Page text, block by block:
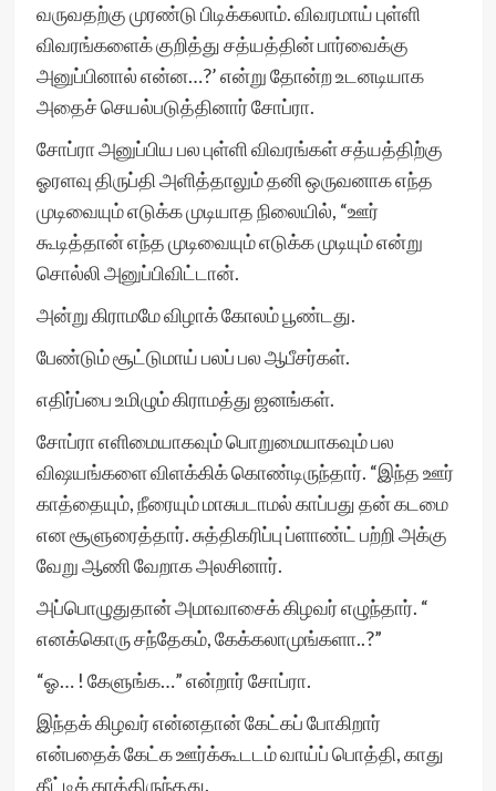
வருவதற்கு முரண்டு பிடிக்கலாம். விவரமாய் புள்ளி
விவரங்களைக் குறித்து சத்யத்தின் பார்வைக்கு
அனுப்பினால் என்ன…?’ என்று தோன்ற உடனடியாக
அதைச் செயல்படுத்தினார் சோப்ரா.
சோப்ரா அனுப்பிய பல புள்ளி விவரங்கள் சத்யத்திற்கு
ஓரளவு திருப்தி அளித்தாலும் தனி ஒருவனாக எந்த
முடிவையும் எடுக்க முடியாத நிலையில், “ஊர்
கூடித்தான் எந்த முடிவையும் எடுக்க முடியும் என்று
சொல்லி அனுப்பிவிட்டான்.
அன்று கிராமமே விழாக் கோலம் பூண்டது.
பேண்டும் சூட்டுமாய் பலப் பல ஆபீசர்கள்.
எதிர்ப்பை உமிழும் கிராமத்து ஜனங்கள்.
சோப்ரா எளிமையாகவும் பொறுமையாகவும் பல
விஷயங்களை விளக்கிக் கொண்டிருந்தார். “இந்த ஊர்
காத்தையும், நீரையும் மாசுபடாமல் காப்பது தன் கடமை
என சூளுரைத்தார். சுத்திகரிப்பு ப்ளாண்ட் பற்றி அக்கு
வேறு ஆணி வேறாக அலசினார்.
அப்பொழுதுதான் அமாவாசைக் கிழவர் எழுந்தார். “
எனக்கொரு சந்தேகம், கேக்கலாமுங்களா..?”
“ஓ… ! கேளுங்க…” என்றார் சோப்ரா.
இந்தக் கிழவர் என்னதான் கேட்கப் போகிறார்
என்பதைக் கேட்க ஊர்க்கூடடம் வாய்ப் பொத்தி, காது
தீட்டிக் காத்திருந்தது.